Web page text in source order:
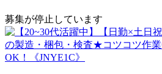
募集が停止しています